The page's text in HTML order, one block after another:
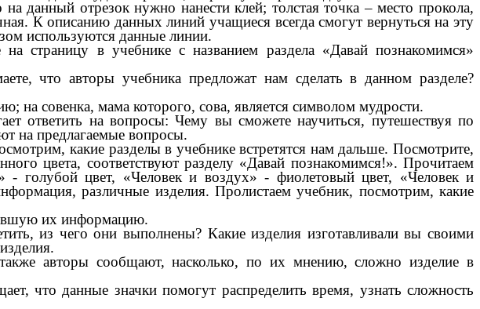
данный отрезок нужно нанести клей; толстая точка – место прокола,
К описанию данных линий учащиеся всегда смогут вернуться на эту
используются данные линии.
страницу в учебнике с названием раздела «Давай познакомимся»
что авторы учебника предложат нам сделать в данном разделе?
на совенка, мама которого, сова, является символом мудрости.
ответить на вопросы: Чему вы сможете научиться, путешествуя по
на предлагаемые вопросы.
какие разделы в учебнике встретятся нам дальше. Посмотрите,
цвета, соответствуют разделу «Давай познакомимся!». Прочитаем
- голубой цвет, «Человек и воздух» - фиолетовый цвет, «Человек и
различные изделия. Пролистаем учебник, посмотрим, какие
их информацию.
из чего они выполнены? Какие изделия изготавливали вы своими
авторы сообщают, насколько, по их мнению, сложно изделие в
что данные значки помогут распределить время, узнать сложность